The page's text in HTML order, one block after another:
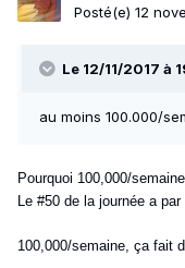
Posté(e) 12
Le 12/11/2017 à
au moins 100.000/
Pourquoi 100,000/
Le #50 de la journée a
100,000/semaine, ça fait